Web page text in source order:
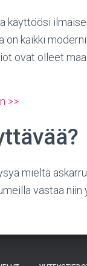
käyttöösi
on kaikki
ovat olleet
>>
mieltä
vastaa niin